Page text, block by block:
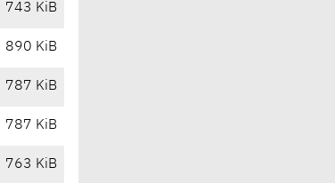
743 KiB
890 KiB
787 KiB
787 KiB
763 KiB